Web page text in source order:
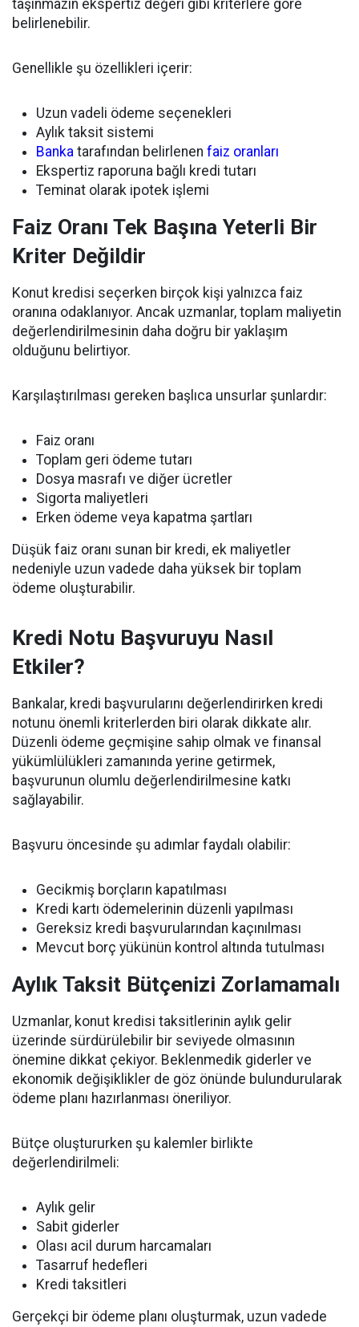
taşınmazın ekspertiz değeri gibi kriterlere göre
belirlenebilir.
Genellikle şu özellikleri içerir:
Uzun vadeli ödeme seçenekleri
Aylık taksit sistemi
Banka tarafından belirlenen faiz oranları
Ekspertiz raporuna bağlı kredi tutarı
Teminat olarak ipotek işlemi
Faiz Oranı Tek Başına Yeterli Bir
Kriter Değildir
Konut kredisi seçerken birçok kişi yalnızca faiz
oranına odaklanıyor. Ancak uzmanlar, toplam maliyetin
değerlendirilmesinin daha doğru bir yaklaşım
olduğunu belirtiyor.
Karşılaştırılması gereken başlıca unsurlar şunlardır:
Faiz oranı
Toplam geri ödeme tutarı
Dosya masrafı ve diğer ücretler
Sigorta maliyetleri
Erken ödeme veya kapatma şartları
Düşük faiz oranı sunan bir kredi, ek maliyetler
nedeniyle uzun vadede daha yüksek bir toplam
ödeme oluşturabilir.
Kredi Notu Başvuruyu Nasıl
Etkiler?
Bankalar, kredi başvurularını değerlendirirken kredi
notunu önemli kriterlerden biri olarak dikkate alır.
Düzenli ödeme geçmişine sahip olmak ve finansal
yükümlülükleri zamanında yerine getirmek,
başvurunun olumlu değerlendirilmesine katkı
sağlayabilir.
Başvuru öncesinde şu adımlar faydalı olabilir:
Gecikmiş borçların kapatılması
Kredi kartı ödemelerinin düzenli yapılması
Gereksiz kredi başvurularından kaçınılması
Mevcut borç yükünün kontrol altında tutulması
Aylık Taksit Bütçenizi Zorlamamalı
Uzmanlar, konut kredisi taksitlerinin aylık gelir
üzerinde sürdürülebilir bir seviyede olmasının
önemine dikkat çekiyor. Beklenmedik giderler ve
ekonomik değişiklikler de göz önünde bulundurularak
ödeme planı hazırlanması öneriliyor.
Bütçe oluştururken şu kalemler birlikte
değerlendirilmeli:
Aylık gelir
Sabit giderler
Olası acil durum harcamaları
Tasarruf hedefleri
Kredi taksitleri
Gerçekçi bir ödeme planı oluşturmak, uzun vadede